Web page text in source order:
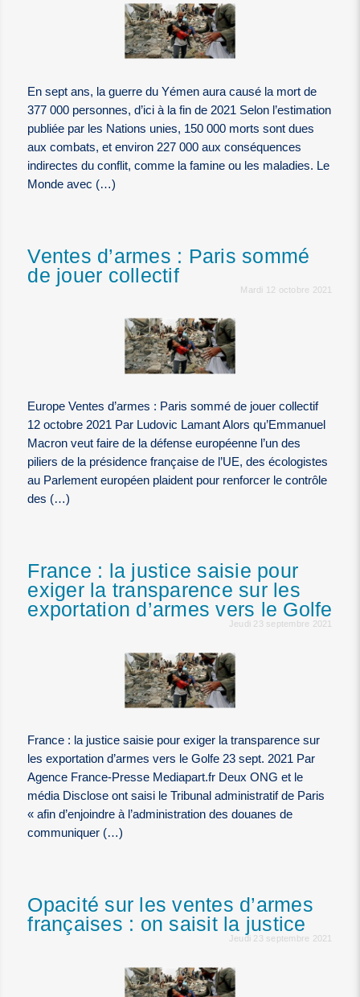
En sept ans, la guerre du Yémen aura causé la mort de
377 000 personnes, d’ici à la fin de 2021 Selon l’estimation
publiée par les Nations unies, 150 000 morts sont dues
aux combats, et environ 227 000 aux conséquences
indirectes du conflit, comme la famine ou les maladies. Le
Monde avec (…)
Ventes d’armes : Paris sommé
de jouer collectif
Mardi 12 octobre 2021
Europe Ventes d’armes : Paris sommé de jouer collectif
12 octobre 2021 Par Ludovic Lamant Alors qu’Emmanuel
Macron veut faire de la défense européenne l’un des
piliers de la présidence française de l’UE, des écologistes
au Parlement européen plaident pour renforcer le contrôle
des (…)
France : la justice saisie pour
exiger la transparence sur les
exportation d’armes vers le Golfe
Jeudi 23 septembre 2021
France : la justice saisie pour exiger la transparence sur
les exportation d’armes vers le Golfe 23 sept. 2021 Par
Agence France-Presse Mediapart.fr Deux ONG et le
média Disclose ont saisi le Tribunal administratif de Paris
« afin d’enjoindre à l’administration des douanes de
communiquer (…)
Opacité sur les ventes d’armes
françaises : on saisit la justice
Jeudi 23 septembre 2021